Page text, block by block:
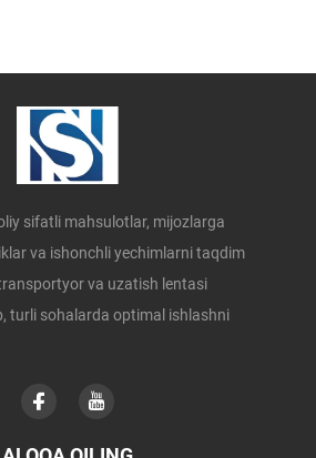
sifatli mahsulotlar, mijozlarga
va ishonchli yechimlarni taqdim
va uzatish lentasi
turli sohalarda optimal ishlashni